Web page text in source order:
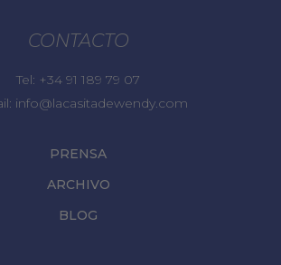
CONTACTO
Tel: +34 91 189 79 07
info@lacasitadewendy.com
PRENSA
ARCHIVO
BLOG